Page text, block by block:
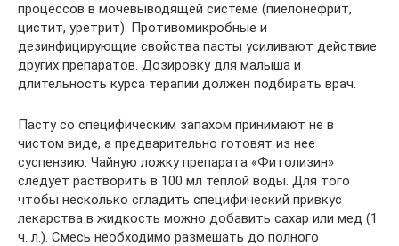
процессов в мочевыводящей системе (пиелонефрит,
цистит, уретрит). Противомикробные и
дезинфицирующие свойства пасты усиливают действие
других препаратов. Дозировку для малыша и
длительность курса терапии должен подбирать врач.
Пасту со специфическим запахом принимают не в
чистом виде, а предварительно готовят из нее
суспензию. Чайную ложку препарата «Фитолизин»
следует растворить в 100 мл теплой воды. Для того
чтобы несколько сгладить специфический привкус
лекарства в жидкость можно добавить сахар или мед (1
ч. л.). Смесь необходимо размешать до полного